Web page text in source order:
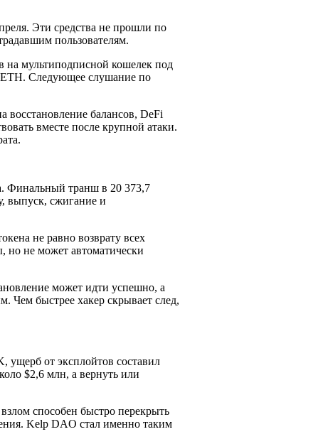
Эти средства не прошли по
пользователям.
мультиподписной кошелек под
Следующее слушание по
восстановление балансов, DeFi
вместе после крупной атаки.
Финальный транш в 20 373,7
выпуск, сжигание и
не равно возврату всех
но не может автоматически
может идти успешно, а
Чем быстрее хакер скрывает след,
ущерб от эксплойтов составил
$2,6 млн, а вернуть или
способен быстро перекрыть
Kelp DAO стал именно таким